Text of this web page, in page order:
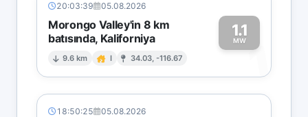
20:03:39 05.08.2026
Morongo Valley'in 8 km
batısında, Kaliforniya
9.6 km I 34.03, -116.67
1.1
MW1
18:50:25 05.08.2026